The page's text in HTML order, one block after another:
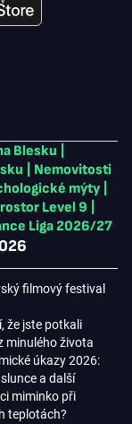
Blesku
Nemovitosti
mýty
Level 9
Liga 2026/27
filmový festival
že jste potkali
minulého života
úkazy 2026:
a další
miminko při
teplotách?